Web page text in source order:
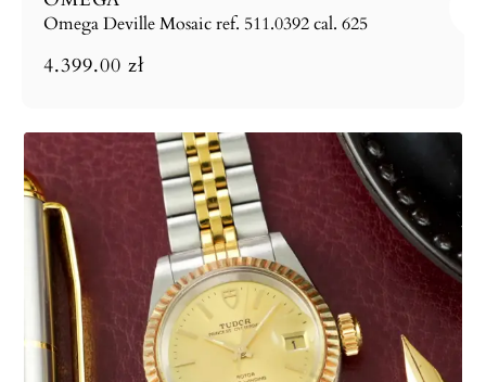
Omega Deville Mosaic ref. 511.0392 cal. 625
4.399.00 zł